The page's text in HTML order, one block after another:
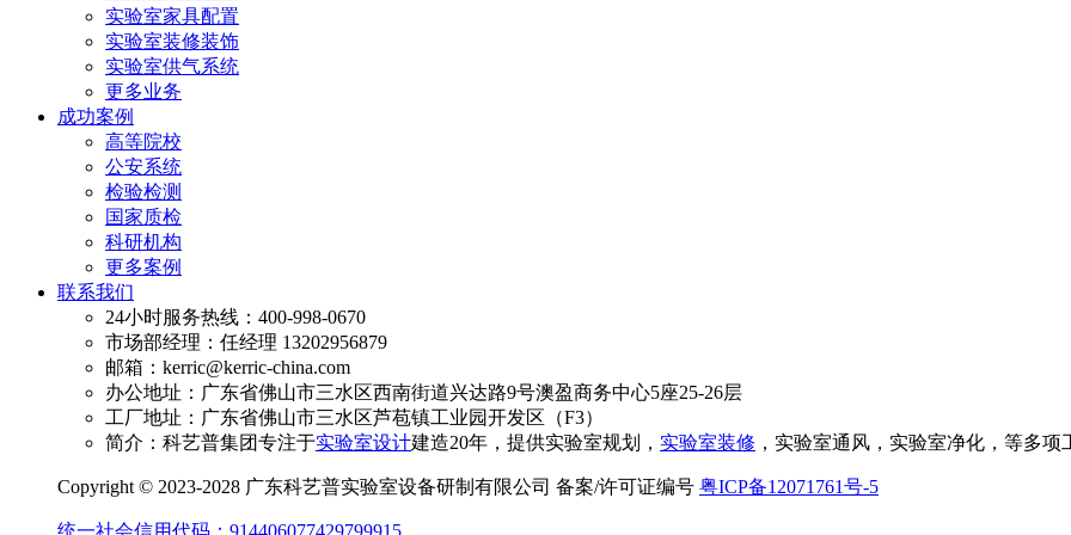
实验室家具配置
实验室装修装饰
实验室供气系统
更多业务
成功案例
高等院校
公安系统
检验检测
国家质检
科研机构
更多案例
联系我们
24小时服务热线：400-998-0670
市场部经理：任经理 13202956879
邮箱：kerric@kerric-china.com
办公地址：广东省佛山市三水区西南街道兴达路9号澳盈商务中心5座25-26层
工厂地址：广东省佛山市三水区芦苞镇工业园开发区（F3）
简介：科艺普集团专注于实验室设计建造20年，提供实验室规划， 实验室装修 ，实验室通风，实验室净化，等多项
Copyright © 2023-2028 广东科艺普实验室设备研制有限公司 备案/许可证编号 粤ICP备12071761号-5
统一社会信用代码：914406077429799915